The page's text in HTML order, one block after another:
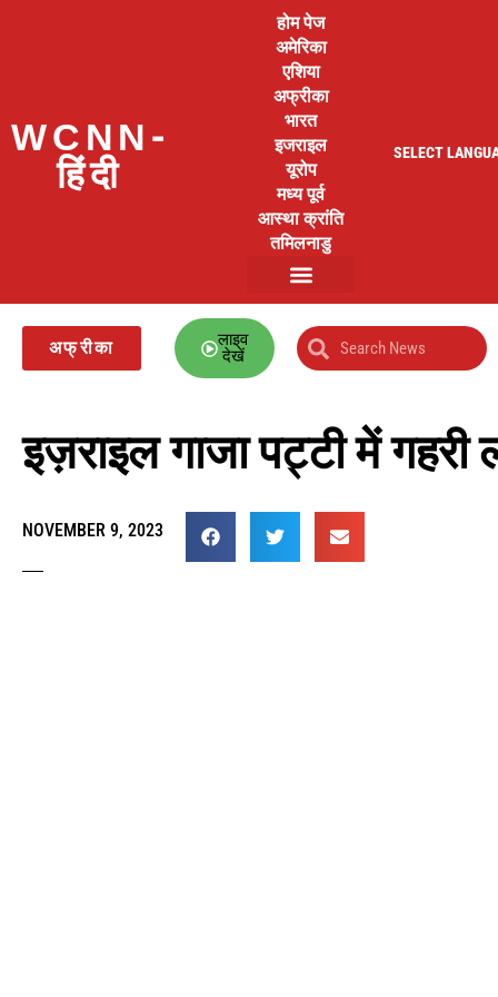
WCNN-
हिंदी
होम पेज
अमेरिका
एशिया
अफ्रीका
भारत
इजराइल
यूरोप
मध्य पूर्व
आस्था क्रांति
तमिलनाडु
SELECT
अफ्रीका
लाइव
देखें
इज़राइल गाजा पट्टी में
NOVEMBER 9, 2023